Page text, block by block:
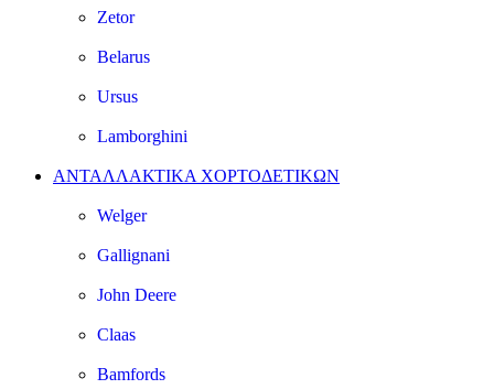
Zetor
Belarus
Ursus
Lamborghini
ΑΝΤΑΛΛΑΚΤΙΚΑ ΧΟΡΤΟΔΕΤΙΚΩΝ
Welger
Gallignani
John Deere
Claas
Bamfords